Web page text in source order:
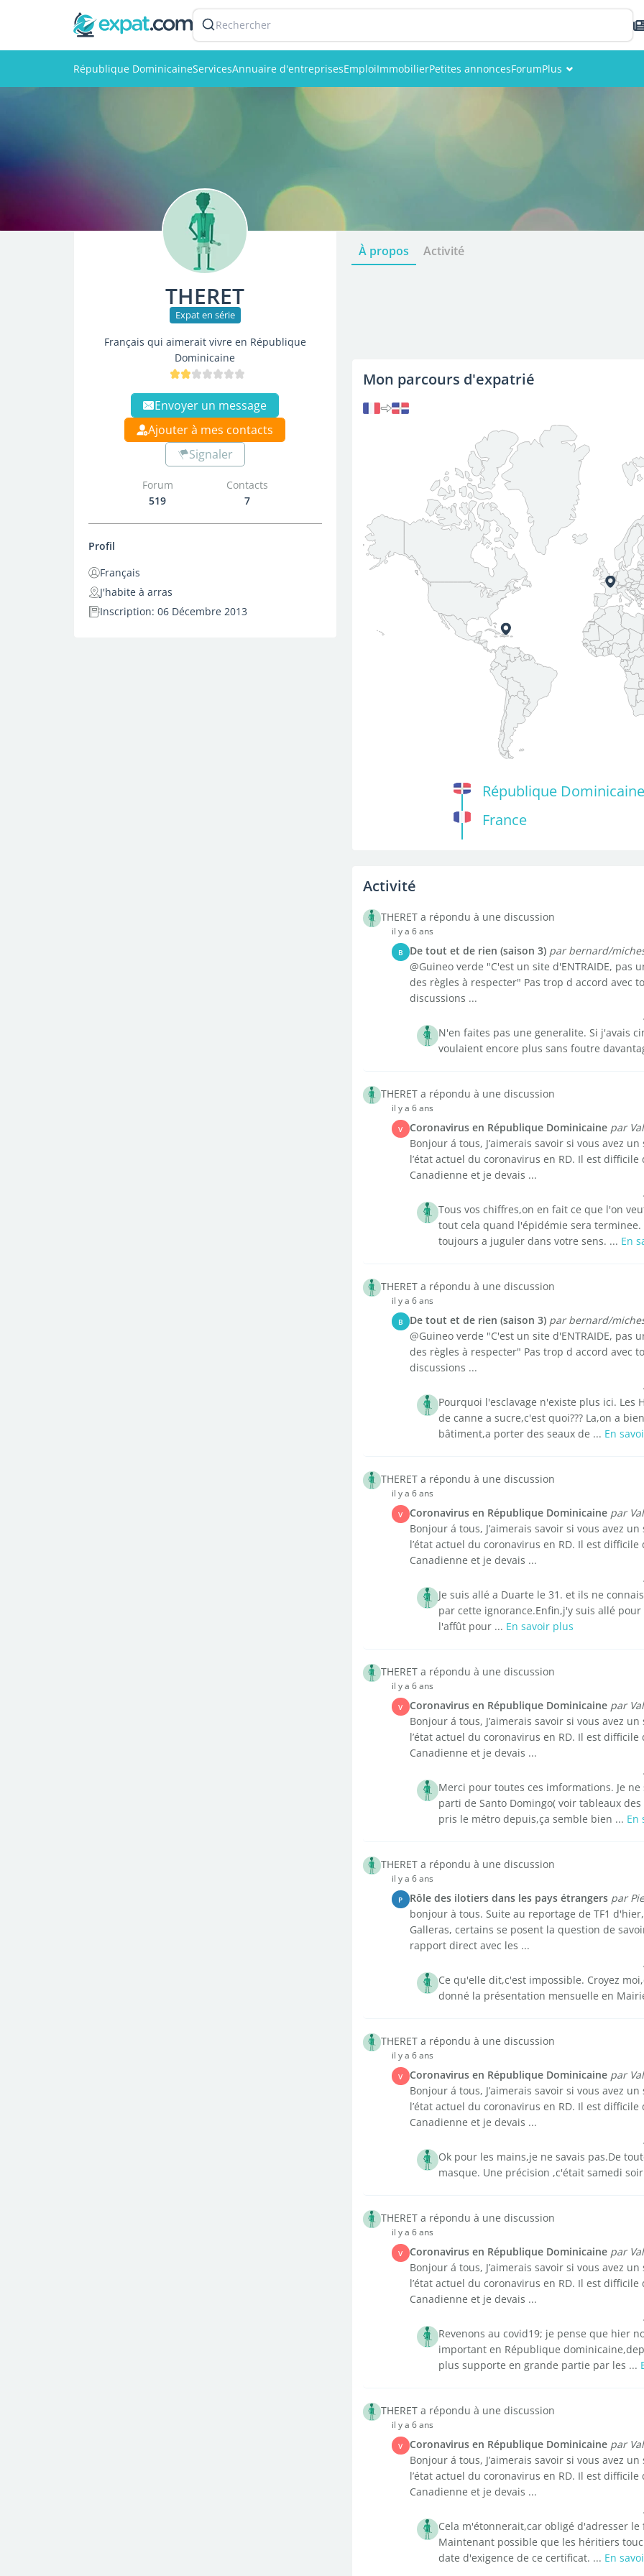
Rechercher
République DominicaineServicesAnnuaire d'entreprisesEmploiImmobilierPetites annoncesForumPlus
THERET
Expat en série
Français qui aimerait vivre en République
Dominicaine
Envoyer un message
Ajouter à mes contacts
Signaler
Forum
519
Contacts
7
Profil
Français
J'habite à arras
Inscription: 06 Décembre 2013
À propos Activité
Mon parcours d'expatrié
République
France
Activité
THERET a répondu à une discussion
il y a 6 ans
B De tout et de rien (saison 3) par bernard/
@Guineo verde "C'est un site d'ENTRAIDE,
des règles à respecter" Pas trop d accord avec
discussions ...
N'en faites pas une generalite. Si j'avais
voulaient encore plus sans foutre
THERET a répondu à une discussion
il y a 6 ans
V Coronavirus en République Dominicaine par
Bonjour á tous, J’aimerais savoir si vous avez
l’état actuel du coronavirus en RD. Il est
Canadienne et je devais ...
Tous vos chiffres,on en fait ce que l'on
tout cela quand l'épidémie sera
toujours a juguler dans votre sens. ... En
THERET a répondu à une discussion
il y a 6 ans
B De tout et de rien (saison 3) par bernard/
@Guineo verde "C'est un site d'ENTRAIDE,
des règles à respecter" Pas trop d accord avec
discussions ...
Pourquoi l'esclavage n'existe plus ici.
de canne a sucre,c'est quoi??? La,on a
bâtiment,a porter des seaux de ... En
THERET a répondu à une discussion
il y a 6 ans
V Coronavirus en République Dominicaine par
Bonjour á tous, J’aimerais savoir si vous avez
l’état actuel du coronavirus en RD. Il est
Canadienne et je devais ...
Je suis allé a Duarte le 31. et ils ne
par cette ignorance.Enfin,j'y suis allé
l'affût pour ... En savoir plus
THERET a répondu à une discussion
il y a 6 ans
V Coronavirus en République Dominicaine par
Bonjour á tous, J’aimerais savoir si vous avez
l’état actuel du coronavirus en RD. Il est
Canadienne et je devais ...
Merci pour toutes ces imformations. Je
parti de Santo Domingo( voir tableaux
pris le métro depuis,ça semble bien ... En
THERET a répondu à une discussion
il y a 6 ans
P Rôle des ilotiers dans les pays étrangers par
bonjour à tous. Suite au reportage de TF1
Galleras, certains se posent la question de
rapport direct avec les ...
Ce qu'elle dit,c'est impossible. Croyez
donné la présentation mensuelle en
THERET a répondu à une discussion
il y a 6 ans
V Coronavirus en République Dominicaine par
Bonjour á tous, J’aimerais savoir si vous avez
l’état actuel du coronavirus en RD. Il est
Canadienne et je devais ...
Ok pour les mains,je ne savais pas.De
masque. Une précision ,c'était samedi
THERET a répondu à une discussion
il y a 6 ans
V Coronavirus en République Dominicaine par
Bonjour á tous, J’aimerais savoir si vous avez
l’état actuel du coronavirus en RD. Il est
Canadienne et je devais ...
Revenons au covid19; je pense que hier
important en République
plus supporte en grande partie par les ...
THERET a répondu à une discussion
il y a 6 ans
V Coronavirus en République Dominicaine par
Bonjour á tous, J’aimerais savoir si vous avez
l’état actuel du coronavirus en RD. Il est
Canadienne et je devais ...
Cela m'étonnerait,car obligé d'adresser
Maintenant possible que les héritiers
date d'exigence de ce certificat. ... En